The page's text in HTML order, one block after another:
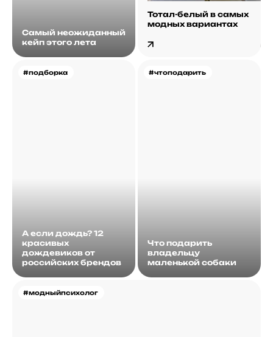
Самый неожиданный
кейп этого лета
Тотал-белый в самых
модных вариантах
#подборка
А если дождь? 12
красивых
дождевиков от
российских брендов
#модныйпсихолог
#чтоподарить
Что подарить
владельцу
маленькой собаки